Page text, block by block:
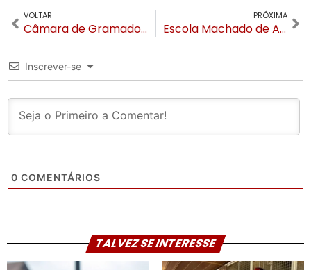
VOLTAR
Câmara de Gramado aprova repasse de R$ 2,7 milhões para transporte universitário em 2025
PRÓXIMA
Escola Machado de Assis, do Caracol em Canela, completa 82 anos
Inscrever-se
0 COMENTÁRIOS
TALVEZ SE INTERESSE